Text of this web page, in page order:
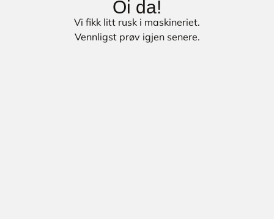
Oi da!
Vi fikk litt rusk i maskineriet.
Vennligst prøv igjen senere.